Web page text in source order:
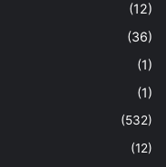
(12)
(36)
(1)
(1)
(532)
(12)